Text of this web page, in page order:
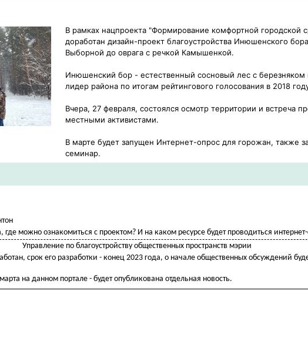
В рамках нацпроекта "Формирование комфортной городской
доработан дизайн-проект благоустройства Инюшенского
Выборной до оврага с речкой Камышенкой.
Инюшенский бор - естественный сосновый лес с березняком
лидер района по итогам рейтингового голосования в 2018
Вчера, 27 февраля, состоялся осмотр территории и встреча
местными активистами.
В марте будет запущен Интернет-опрос для горожан, также
семинар.
можно ознакомиться с проектом? И на каком ресурсе будет проводиться
Управление по благоустройству общественных пространств мэрии
срок его разработки - конец 2023 года, о начале общественных обсуждений
на данном портале - будет опубликована отдельная новость.